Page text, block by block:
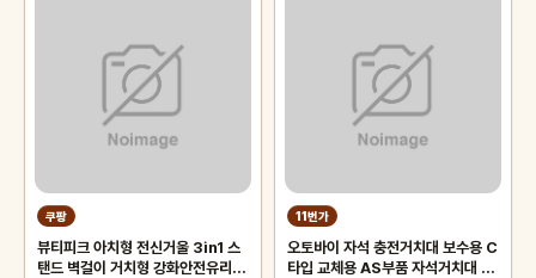
쿠팡
뷰티피크 아치형 전신거울 3in1 스
탠드 벽걸이 거치형 강화안전유리
11번가
오토바이 자석 충전거치대 보수용 C
타입 교체용 AS부품 자석거치대 배